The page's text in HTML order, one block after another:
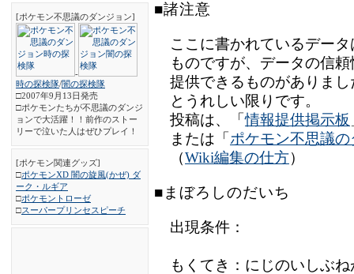
[ポケモン不思議のダンジョン]
-
時の探検隊/闇の探検隊
□2007年9月13日発売
□ポケモンたちが不思議のダンジ
ョンで大活躍！！前作のストー
リーで泣いた人はぜひプレイ！
[ポケモン関連グッズ]
□ポケモンXD 闇の旋風(かぜ) ダ
ーク・ルギア
□ポケモントローゼ
□スーパープリンセスピーチ
■諸注意
ここに書かれているデー
ものですが、データの信
提供できるものがありま
とうれしい限りです。
投稿は、「情報提供掲示板
または「 ポケモン不思議
（Wiki編集の仕方）
■まぼろしのだいち
出現条件：
もくてき：にじのいしぶ